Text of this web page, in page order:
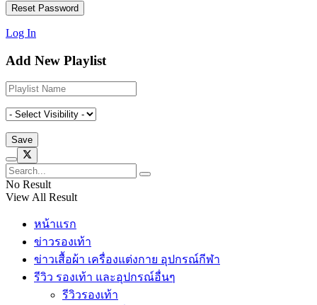
Log In
Add New Playlist
No Result
View All Result
หน้าแรก
ข่าวรองเท้า
ข่าวเสื้อผ้า เครื่องแต่งกาย อุปกรณ์กีฬา
รีวิว รองเท้า และอุปกรณ์อื่นๆ
รีวิวรองเท้า